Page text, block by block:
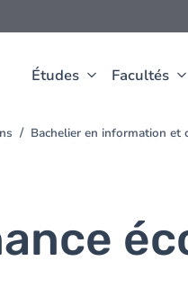
Études Facultés
Bachelier en information